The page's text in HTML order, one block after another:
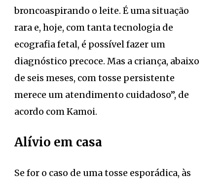
broncoaspirando o leite. É uma situação
rara e, hoje, com tanta tecnologia de
ecografia fetal, é possível fazer um
diagnóstico precoce. Mas a criança, abaixo
de seis meses, com tosse persistente
merece um atendimento cuidadoso”, de
acordo com Kamoi.
Alívio em casa
Se for o caso de uma tosse esporádica, às